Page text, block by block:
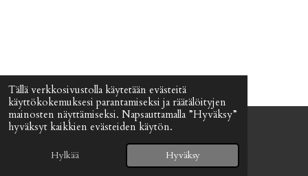
Tällä verkkosivustolla käytetään evästeitä
käyttökokemuksesi parantamiseksi ja räätälöityjen
mainosten näyttämiseksi. Napsauttamalla ”Hyväksy”
hyväksyt kaikkien evästeiden käytön.
Hylkää Hyväksy
© 2024 - 2026 Signefia
Webador